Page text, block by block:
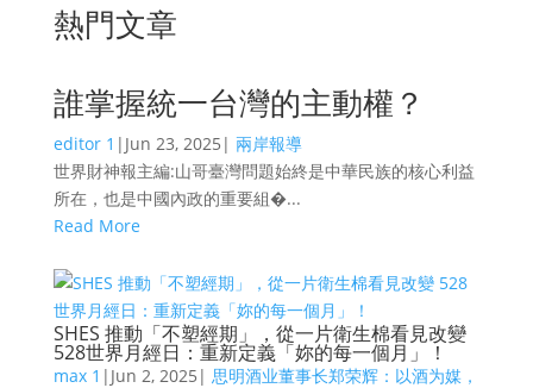
熱門文章
誰掌握統一台灣的主動權？
editor 1 | Jun 23, 2025 | 兩岸報導
世界財神報主編:山哥臺灣問題始終是中華民族的核心利益
所在，也是中國內政的重要組�...
Read More
SHES 推動「不塑經期」，從一片衛生棉看見改變
528世界月經日：重新定義「妳的每一個月」！
max 1 | Jun 2, 2025 | 思明酒业董事长郑荣辉：以酒为媒，